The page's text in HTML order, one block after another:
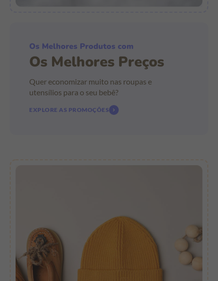
Os Melhores Produtos com
Os Melhores Preços
Quer economizar muito nas roupas e
utensílios para o seu bebê?
EXPLORE AS PROMOÇÕES